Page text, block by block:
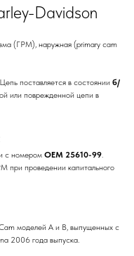
Davidson
(ГРМ), наружная (primary cam
Цепь поставляется в состоянии б/
или поврежденной цепи в
с номером OEM 25610-99.
при проведении капитального
моделей A и B, выпущенных с
2006 года выпуска.